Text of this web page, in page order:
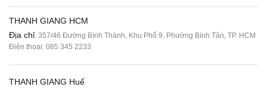
THANH GIANG HCM
Địa chỉ: 357/46 Đường Bình Thành, Khu Phố 9, Phường Bình Tân, TP. HCM
Điện thoại: 085 345 2233
THANH GIANG Huế